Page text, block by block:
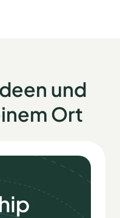
und
Ort